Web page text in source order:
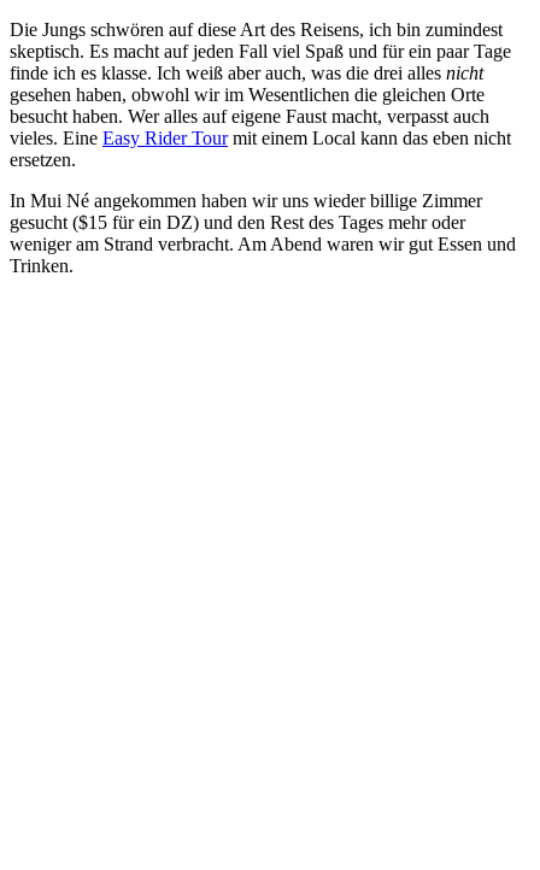
Die Jungs schwören auf diese Art des Reisens, ich bin zumindest
skeptisch. Es macht auf jeden Fall viel Spaß und für ein paar Tage
finde ich es klasse. Ich weiß aber auch, was die drei alles nicht
gesehen haben, obwohl wir im Wesentlichen die gleichen Orte
besucht haben. Wer alles auf eigene Faust macht, verpasst auch
vieles. Eine Easy Rider Tourmit einem Local kann das eben nicht
ersetzen.
In Mui Né angekommen haben wir uns wieder billige Zimmer
gesucht ($15 für ein DZ) und den Rest des Tages mehr oder
weniger am Strand verbracht. Am Abend waren wir gut Essen und
Trinken.